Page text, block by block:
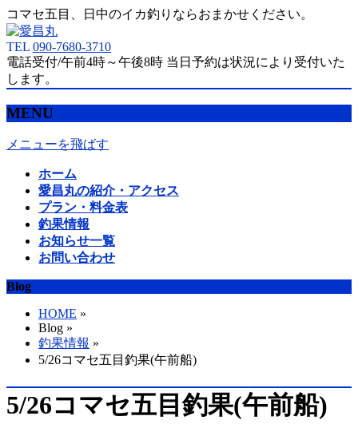
コマセ五目、日中のイカ釣りならおまかせください。
TEL 090-7680-3710
電話受付/午前4時～午後8時 当日予約は状況により受付いた
します。
MENU
メニューを飛ばす
ホーム
愛昌丸の紹介・アクセス
プラン・料金表
釣果情報
お知らせ一覧
お問い合わせ
Blog
HOME »
Blog »
釣果情報 »
5/26コマセ五目釣果(午前船)
5/26コマセ五目釣果(午前船)